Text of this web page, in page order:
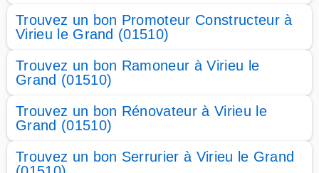
Trouvez un bon Promoteur Constructeur à
Virieu le Grand (01510)
Trouvez un bon Ramoneur à Virieu le
Grand (01510)
Trouvez un bon Rénovateur à Virieu le
Grand (01510)
Trouvez un bon Serrurier à Virieu le Grand